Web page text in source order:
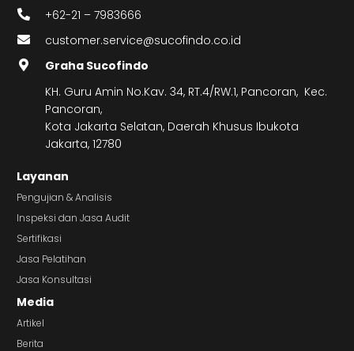
+62-21 – 7983666
customer.service@sucofindo.co.id
Graha Sucofindo
KH. Guru Amin No.Kav. 34, RT.4/RW.1, Pancoran, Kec.
Pancoran,
Kota Jakarta Selatan, Daerah Khusus Ibukota
Jakarta, 12780
Layanan
Pengujian & Analisis
Inspeksi dan Jasa Audit
Sertifikasi
Jasa Pelatihan
Jasa Konsultasi
Media
Artikel
Berita